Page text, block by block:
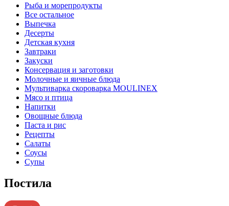
Pыба и морепродукты
Все остальное
Выпечка
Десерты
Детская кухня
Завтраки
Закуски
Консервация и заготовки
Молочные и яичные блюда
Мультиварка скороварка MOULINEX
Мясо и птица
Напитки
Овощные блюда
Паста и рис
Рецепты
Салаты
Соусы
Супы
Постила